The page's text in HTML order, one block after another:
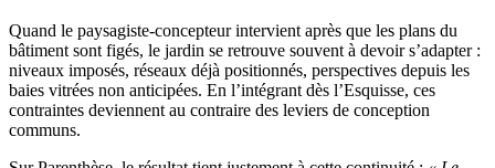
Quand le paysagiste-concepteur intervient après que les plans du
bâtiment sont figés, le jardin se retrouve souvent à devoir s’adapter :
niveaux imposés, réseaux déjà positionnés, perspectives depuis les
baies vitrées non anticipées. En l’intégrant dès l’Esquisse, ces
contraintes deviennent au contraire des leviers de conception
communs.